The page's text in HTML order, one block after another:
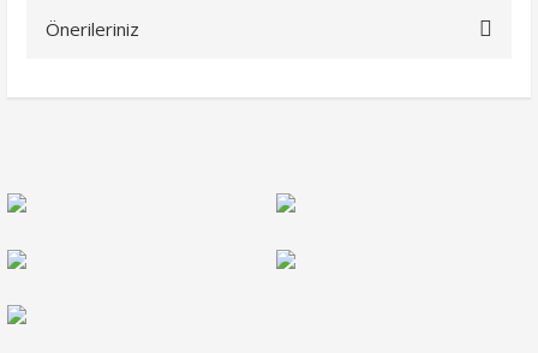
Önerileriniz
Ürün resmi kalitesiz, bozuk veya görüntülenemiyor.
Ürün açıklamasında eksik bilgiler bulunuyor.